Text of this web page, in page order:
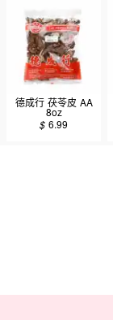
德成行 茯苓皮 AA
8oz
$6.99